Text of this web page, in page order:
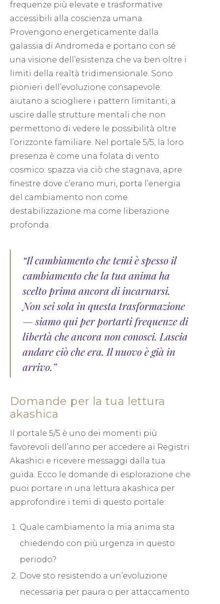
frequenze più elevate e trasformative
accessibili alla coscienza umana.
Provengono energeticamente dalla
galassia di Andromeda e portano con sé
una visione dell’esistenza che va ben oltre i
limiti della realtà tridimensionale. Sono
pionieri dell’evoluzione consapevole:
aiutano a sciogliere i pattern limitanti, a
uscire dalle strutture mentali che non
permettono di vedere le possibilità oltre
l’orizzonte familiare. Nel portale 5/5, la loro
presenza è come una folata di vento
cosmico: spazza via ciò che stagnava, apre
finestre dove c’erano muri, porta l’energia
del cambiamento non come
destabilizzazione ma come liberazione
profonda.
“Il cambiamento che temi è spesso il
cambiamento che la tua anima ha
scelto prima ancora di incarnarsi.
Non sei sola in questa trasformazione
— siamo qui per portarti frequenze di
libertà che ancora non conosci. Lascia
andare ciò che era. Il nuovo è già in
arrivo.”
Domande per la tua lettura
akashica
Il portale 5/5 è uno dei momenti più
favorevoli dell’anno per accedere ai Registri
Akashici e ricevere messaggi dalla tua
guida. Ecco le domande di esplorazione che
puoi portare in una lettura akashica per
approfondire i temi di questo portale:
Quale cambiamento la mia anima sta
chiedendo con più urgenza in questo
periodo?
Dove sto resistendo a un’evoluzione
necessaria per paura o per attaccamento